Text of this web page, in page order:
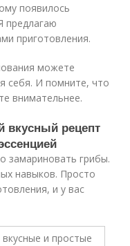
появилось
предлагаю
приготовления.
можете
себя. И помните, что
внимательнее.
вкусный рецепт
замариновать грибы.
навыков. Просто
и у вас